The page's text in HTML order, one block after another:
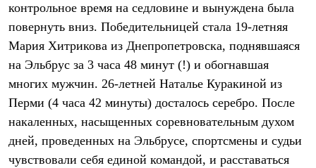
Комбинезоны
Куртки
Брюки
Утепленная синтетикой
Комбинезоны
Куртки
Лёгкая одежда
Футболки
Толстовки
Брюки
Софтшелл одежда
контрольное время на седловине и вынуждена была
повернуть вниз. Победительницей стала 19-летняя
Мария Хитрикова из Днепропетровска, поднявшаяся
на Эльбрус за 3 часа 48 минут (!) и обогнавшая
многих мужчин. 26-летней Наталье Куракиной из
Перми (4 часа 42 минуты) досталось серебро. После
накаленных, насыщенных соревновательным духом
дней, проведенных на Эльбрусе, спортсмены и судьи
чувствовали себя единой командой, и расставаться